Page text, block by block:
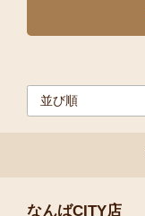
なんばCITY店